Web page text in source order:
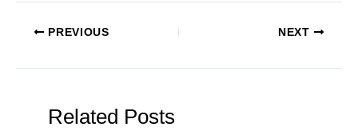
PREVIOUS NEXT
Related Posts